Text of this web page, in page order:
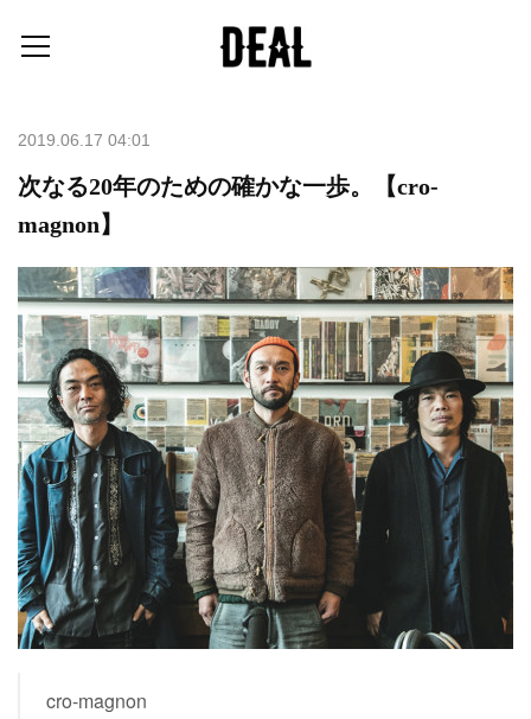
2019.06.17 04:01
次なる20年のための確かな一歩。【cro-
magnon】
cro-magnon